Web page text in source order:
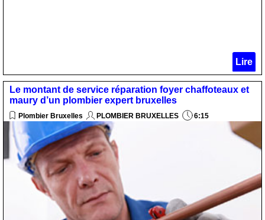
Lire
Le montant de service réparation foyer chaffoteaux et
maury d’un plombier expert bruxelles
Plombier Bruxelles PLOMBIER BRUXELLES 6:15